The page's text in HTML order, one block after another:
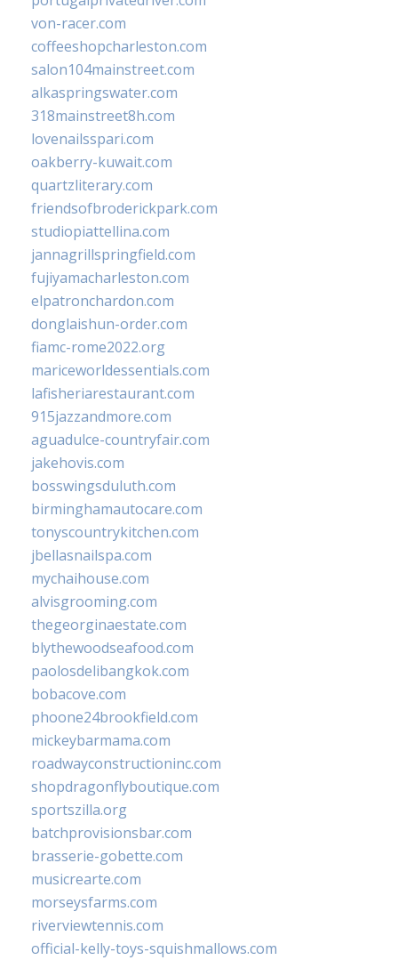
von-racer.com
coffeeshopcharleston.com
salon104mainstreet.com
alkaspringswater.com
318mainstreet8h.com
lovenailsspari.com
oakberry-kuwait.com
quartzliterary.com
friendsofbroderickpark.com
studiopiattellina.com
jannagrillspringfield.com
fujiyamacharleston.com
elpatronchardon.com
donglaishun-order.com
fiamc-rome2022.org
mariceworldessentials.com
lafisheriarestaurant.com
915jazzandmore.com
aguadulce-countryfair.com
jakehovis.com
bosswingsduluth.com
birminghamautocare.com
tonyscountrykitchen.com
jbellasnailspa.com
mychaihouse.com
alvisgrooming.com
thegeorginaestate.com
blythewoodseafood.com
paolosdelibangkok.com
bobacove.com
phoone24brookfield.com
mickeybarmama.com
roadwayconstructioninc.com
shopdragonflyboutique.com
sportszilla.org
batchprovisionsbar.com
brasserie-gobette.com
musicrearte.com
morseysfarms.com
riverviewtennis.com
official-kelly-toys-squishmallows.com